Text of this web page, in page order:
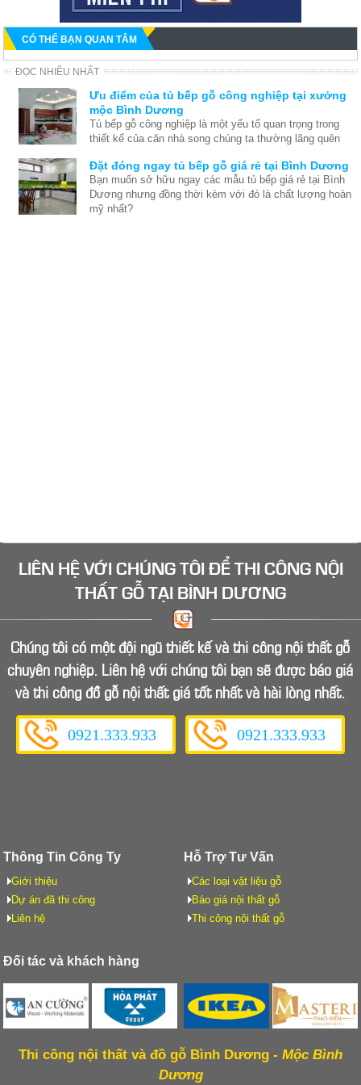
CÓ THỂ BẠN QUAN TÂM
ĐỌC NHIỀU NHẤT
Ưu điểm của tủ bếp gỗ công nghiệp tại xưởng
mộc Bình Dương
Tủ bếp gỗ công nghiệp là một yếu tố quan trọng trong
thiết kế của căn nhà song chúng ta thường lãng quên
dựng nhà đã hoàn tất. Thế nên chúng tôi đưa ra những
ưu điểm để bạn thấy được rằng thật ra tủ bếp cũng rất
quan trong quá trình tạo nên nội thất căn nhà hoàn hảo.
Đặt đóng ngay tủ bếp gỗ giá rẻ tại Bình Dương
Bạn muốn sở hữu ngay các mẫu tủ bếp giá rẻ tại Bình
Dương nhưng đồng thời kèm với đó là chất lượng hoàn
mỹ nhất?
LIÊN HỆ VỚI CHÚNG TÔI ĐỂTHI CÔNG NỘI
THẤT GỖTẠI BÌNH DƯƠNG
Chúng tôi có một đội ngũ thiết kế và thi công nội thất gỗ
chuyên nghiệp. Liên hệ với chúng tôi bạn sẽ được báo giá
và thi công đồ gỗ nội thất giá tốt nhất và hài lòng nhất.
0921.333.933 0921.333.933
Thông Tin Công Ty
Giới thiệu
Dự án đã thi công
Liên hệ
Hỗ Trợ Tư Vấn
Các loại vật liệu gỗ
Báo giá nội thất gỗ
Thi công nội thất gỗ
Đối tác và khách hàng
Thi công nội thất và đồ gỗ Bình Dương - Mộc Bình
Dương